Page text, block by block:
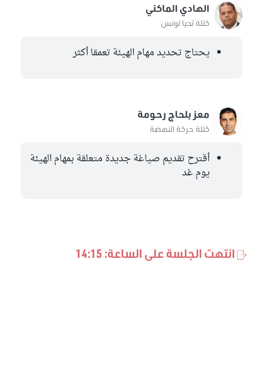
الهادي الماكني
كتلة تحيا تونس
يحتاج تحديد مهام الهيئة تعمقا أكثر
معز بلحاج رحومة
كتلة حركة النهضة
أقترح تقديم صياغة جديدة متعلقة بمهام الهيئة
يوم غد
انتهت الجلسة على الساعة: 14:15